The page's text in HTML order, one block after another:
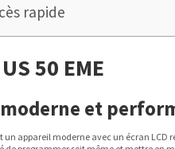
rapide
50 EME
et
un appareil moderne avec un écran